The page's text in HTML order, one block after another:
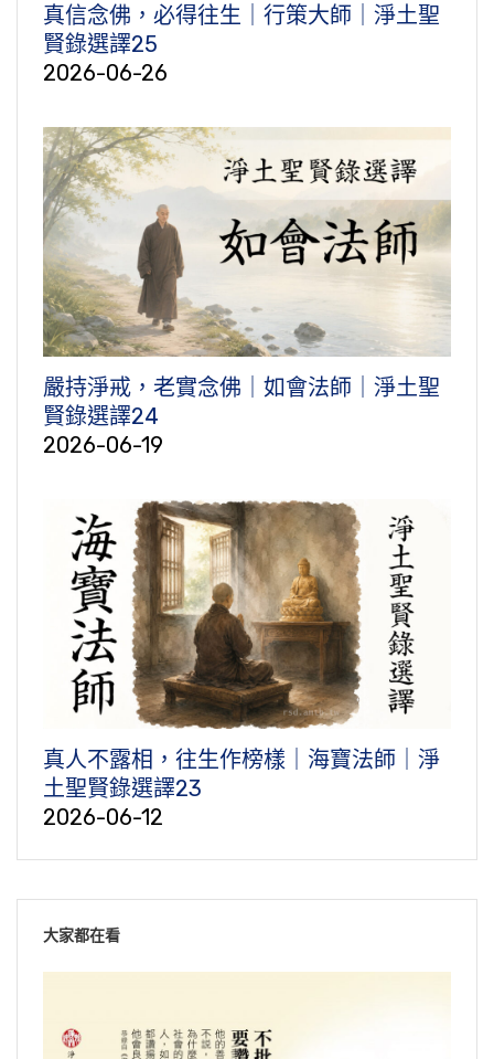
真信念佛，必得往生｜行策大師｜淨土聖
賢錄選譯25
2026-06-26
嚴持淨戒，老實念佛｜如會法師｜淨土聖
賢錄選譯24
2026-06-19
真人不露相，往生作榜樣｜海寶法師｜淨
土聖賢錄選譯23
2026-06-12
大家都在看